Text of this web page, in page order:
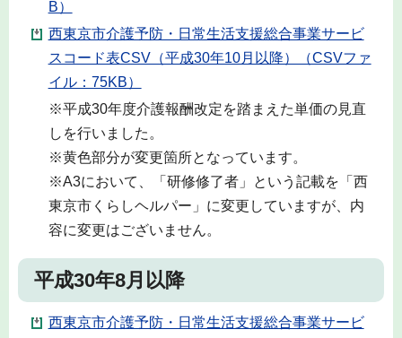
B）
西東京市介護予防・日常生活支援総合事業サービ
スコード表CSV（平成30年10月以降）（CSVファ
イル：75KB）
※平成30年度介護報酬改定を踏まえた単価の見直
しを行いました。
※黄色部分が変更箇所となっています。
※A3において、「研修修了者」という記載を「西
東京市くらしヘルパー」に変更していますが、内
容に変更はございません。
平成30年8月以降
西東京市介護予防・日常生活支援総合事業サービ